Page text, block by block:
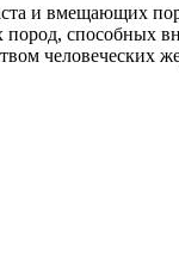
и вмещающих
способных
человеческих